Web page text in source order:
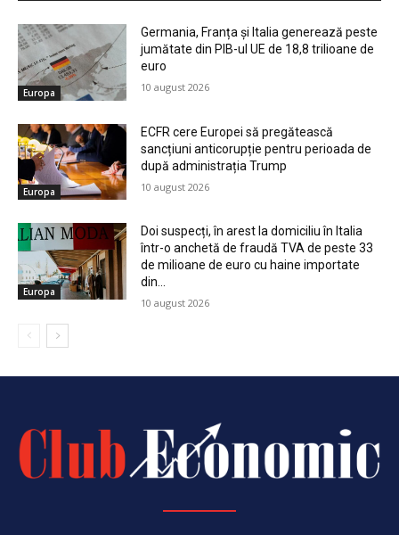
Europa
Germania, Franța și Italia generează peste
jumătate din PIB-ul UE de 18,8 trilioane de
euro
10 august 2026
Europa
ECFR cere Europei să pregătească
sancțiuni anticorupție pentru perioada de
după administrația Trump
10 august 2026
Europa
Doi suspecți, în arest la domiciliu în Italia
într-o anchetă de fraudă TVA de peste 33
de milioane de euro cu haine importate
din...
10 august 2026